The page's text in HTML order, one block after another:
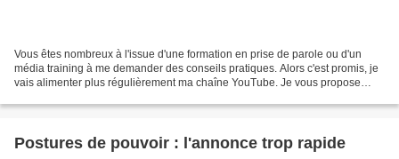
Vous êtes nombreux à l'issue d'une formation en prise de parole ou d'un
média training à me demander des conseils pratiques. Alors c'est promis, je
vais alimenter plus régulièrement ma chaîne YouTube. Je vous propose
Postures de pouvoir : l'annonce trop rapide